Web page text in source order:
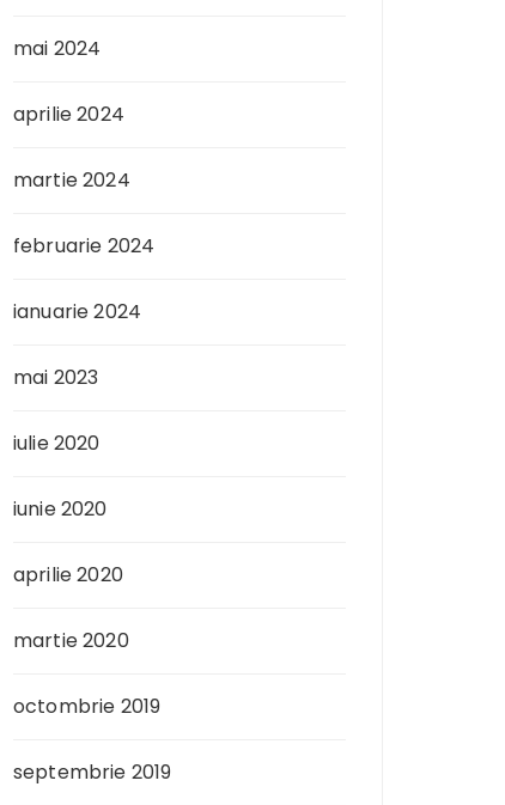
mai 2024
aprilie 2024
martie 2024
februarie 2024
ianuarie 2024
mai 2023
iulie 2020
iunie 2020
aprilie 2020
martie 2020
octombrie 2019
septembrie 2019